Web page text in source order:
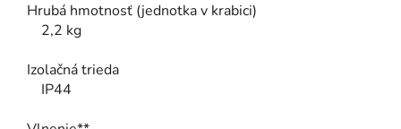
Hrubá hmotnosť (jednotka v krabici)
2,2 kg
Izolačná trieda
IP44